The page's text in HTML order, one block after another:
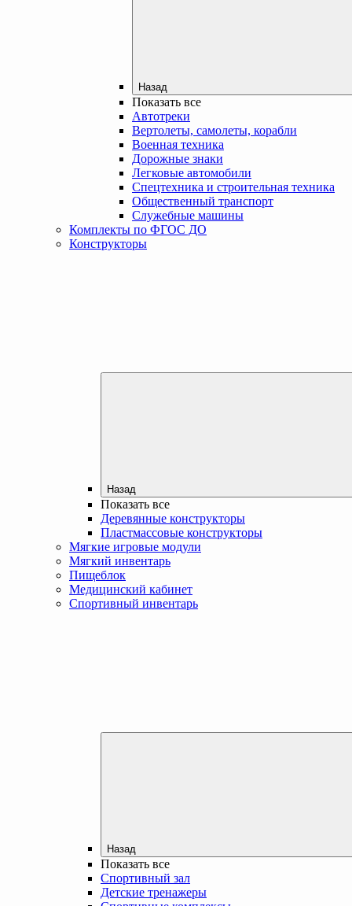
Назад
Показать все
Автотреки
Вертолеты, самолеты, корабли
Военная техника
Дорожные знаки
Легковые автомобили
Спецтехника и строительная техника
Общественный транспорт
Служебные машины
Комплекты по ФГОС ДО
Конструкторы
Назад
Показать все
Деревянные конструкторы
Пластмассовые конструкторы
Мягкие игровые модули
Мягкий инвентарь
Пищеблок
Медицинский кабинет
Спортивный инвентарь
Назад
Показать все
Спортивный зал
Детские тренажеры